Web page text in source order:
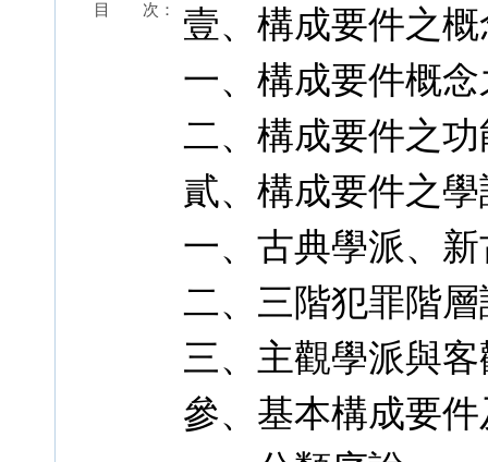
目 次：
壹、構成要件之概
一、構成要件概
二、構成要件之功
貳、構成要件之學
一、古典學派、
二、三階犯罪階
三、主觀學派與
參、基本構成要